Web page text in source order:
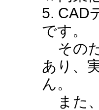
5. CAD
です。
その
あり、
ん。
また